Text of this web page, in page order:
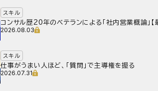
スキル
コンサル歴20年のベテランによる「社内営業概論」
2026.08.03
スキル
仕事がうまい人ほど、「質問」で主導権を握る
2026.07.31